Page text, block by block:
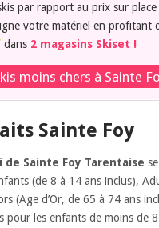
par rapport au prix sur place
votre matériel en profitant
dans 2 magasins Skiset !
moins chers à Sainte
Sainte Foy
Sainte Foy Tarentaise
(de 8 à 14 ans inclus),
(Age d’Or, de 65 à 74 ans
les enfants de moins de 8